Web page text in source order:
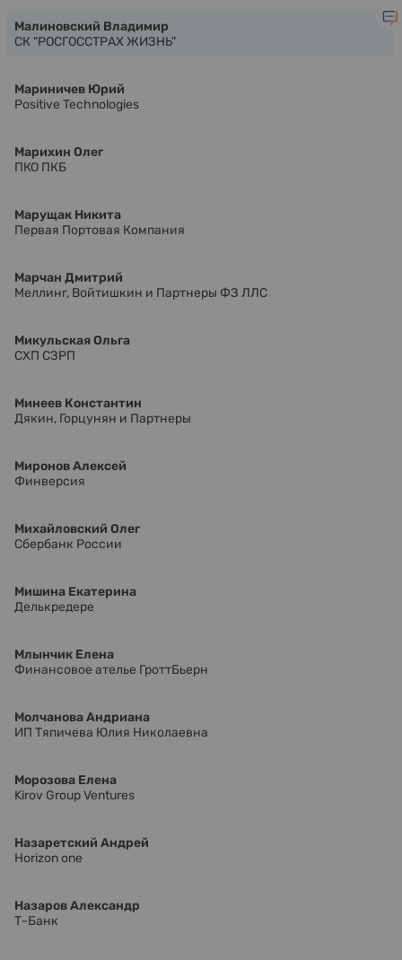
Малиновский Владимир
СК "РОСГОССТРАХ ЖИЗНЬ"
Мариничев Юрий
Positive Technologies
Марихин Олег
ПКО ПКБ
Марущак Никита
Первая Портовая Компания
Марчан Дмитрий
Меллинг, Войтишкин и Партнеры ФЗ ЛЛС
Микульская Ольга
СХП СЗРП
Минеев Константин
Дякин, Горцунян и Партнеры
Миронов Алексей
Финверсия
Михайловский Олег
Сбербанк России
Мишина Екатерина
Делькредере
Млынчик Елена
Финансовое ателье ГроттБьерн
Молчанова Андриана
ИП Тяпичева Юлия Николаевна
Морозова Елена
Kirov Group Ventures
Назаретский Андрей
Horizon one
Назаров Александр
Т-Банк